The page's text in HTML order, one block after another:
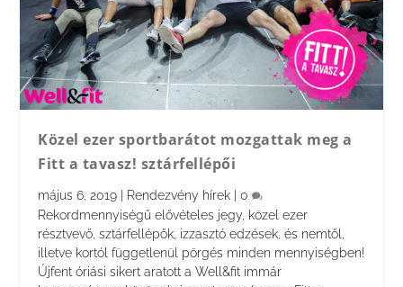
Közel ezer sportbarátot mozgattak meg a
Fitt a tavasz! sztárfellépői
május 6, 2019 Rendezvény hírek |0
Rekordmennyiségű elővételes jegy, közel ezer
résztvevő, sztárfellépők, izzasztó edzések, és nemtől,
illetve kortól függetlenül pörgés minden mennyiségben!
Újfent óriási sikert aratott a Well&fit immár